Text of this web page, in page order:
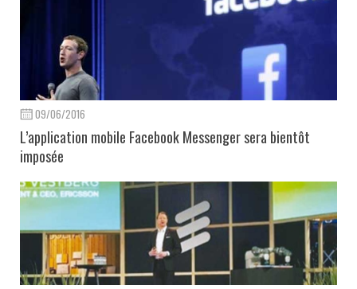
09/06/2016
L’application mobile Facebook Messenger sera bientôt
imposée